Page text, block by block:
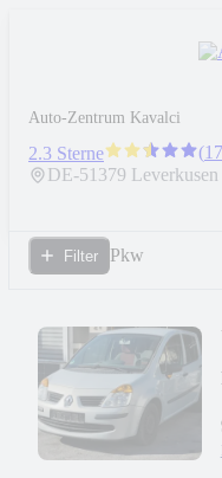
Auto-Zentrum Kavalci
2.3 Sterne (17
DE-51379 Leverkusen
Filter Pkw